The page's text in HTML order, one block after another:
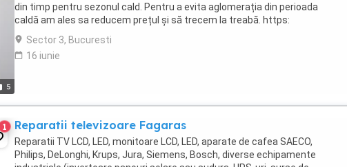
5
din timp pentru sezonul cald. Pentru a evita aglomerația din perioada
caldă am ales sa reducem prețul și să trecem la treabă. https:
youtu.be 9txNDTwJcyg?si=2ezcTqbTsr7k8t69, ...
Sector 3, Bucuresti
16 iunie
1 Reparatii televizoare Fagaras
Reparatii TV LCD, LED, monitoare LCD, LED, aparate de cafea SAECO,
Philips, DeLonghi, Krups, Jura, Siemens, Bosch, diverse echipamente